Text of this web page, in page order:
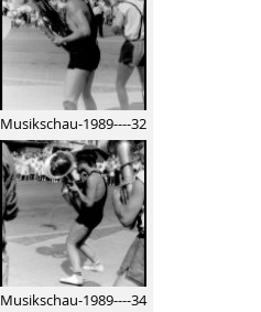
Musikschau-1989----32
Musikschau-1989----34